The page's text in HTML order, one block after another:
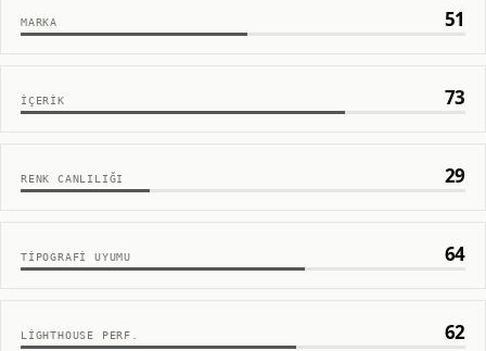
MARKA 51
İÇERIK 73
RENK CANLILIĞI 29
TIPOGRAFI UYUMU 64
LIGHTHOUSE PERF. 62